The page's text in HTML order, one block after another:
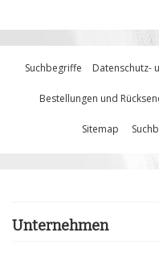
Suchbegriffe Datenschutz-
Bestellungen und
Sitemap
Unternehmen